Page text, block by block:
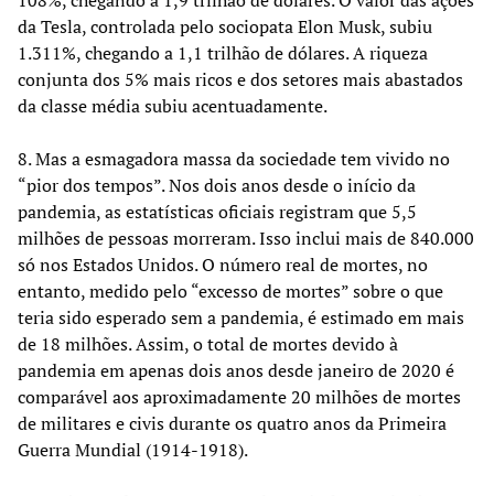
da Tesla, controlada pelo sociopata Elon Musk, subiu
1.311%, chegando a 1,1 trilhão de dólares. A riqueza
conjunta dos 5% mais ricos e dos setores mais abastados
da classe média subiu acentuadamente.
8. Mas a esmagadora massa da sociedade tem vivido no
“pior dos tempos”. Nos dois anos desde o início da
pandemia, as estatísticas oficiais registram que 5,5
milhões de pessoas morreram. Isso inclui mais de 840.000
só nos Estados Unidos. O número real de mortes, no
entanto, medido pelo “excesso de mortes” sobre o que
teria sido esperado sem a pandemia, é estimado em mais
de 18 milhões. Assim, o total de mortes devido à
pandemia em apenas dois anos desde janeiro de 2020 é
comparável aos aproximadamente 20 milhões de mortes
de militares e civis durante os quatro anos da Primeira
Guerra Mundial (1914-1918).